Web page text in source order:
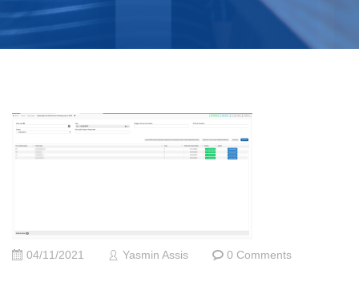
04/11/2021 Yasmin Assis 0 Comments